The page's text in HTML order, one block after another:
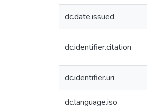
dc.date.issued
dc.identifier.citation
dc.identifier.uri
dc.language.iso